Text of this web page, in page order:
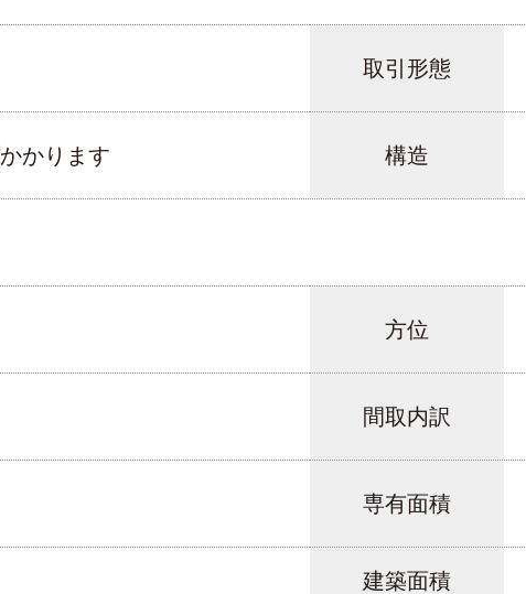
取引形態
かります 構造
方位
間取内訳
専有面積
建築面積